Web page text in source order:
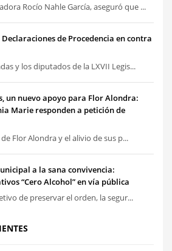
Rocío Nahle García, aseguró que ...
de Procedencia en contra
y los diputados de la LXVII Legis...
un nuevo apoyo para Flor Alondra:
Marie responden a petición de
Flor Alondra y el alivio de sus p...
a la sana convivencia:
“Cero Alcohol” en vía pública
de preservar el orden, la segur...